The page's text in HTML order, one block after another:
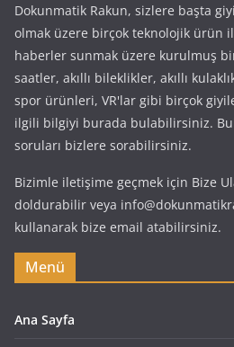
Dokunmatik Rakun, sizlere başta
olmak üzere birçok teknolojik ürün
haberler sunmak üzere kurulmuş
saatler, akıllı bileklikler, akıllı
spor ürünleri, VR'lar gibi birçok
ilgili bilgiyi burada bulabilirsiniz.
soruları bizlere sorabilirsiniz.
Bizimle iletişime geçmek için Bize
doldurabilir veya
kullanarak bize email atabilirsiniz.
Menü
Ana Sayfa